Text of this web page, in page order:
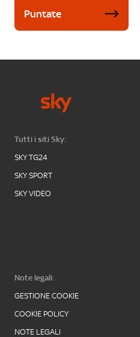
Puntate
Tutti i siti Sky:
SKY TG24
SKY SPORT
SKY VIDEO
Note legali:
GESTIONE COOKIE
COOKIE POLICY
NOTE LEGALI